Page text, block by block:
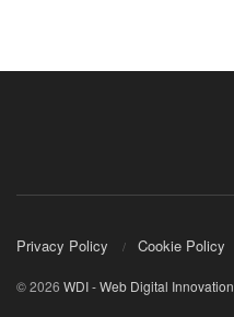
Privacy Policy Cookie Policy
© 2026 WDI - Web Digital Innovation